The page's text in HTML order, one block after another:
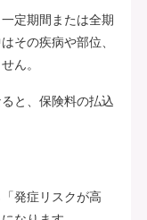
定期間または全期
その疾病や部位、
ん。
と、保険料の払込
発症リスクが高